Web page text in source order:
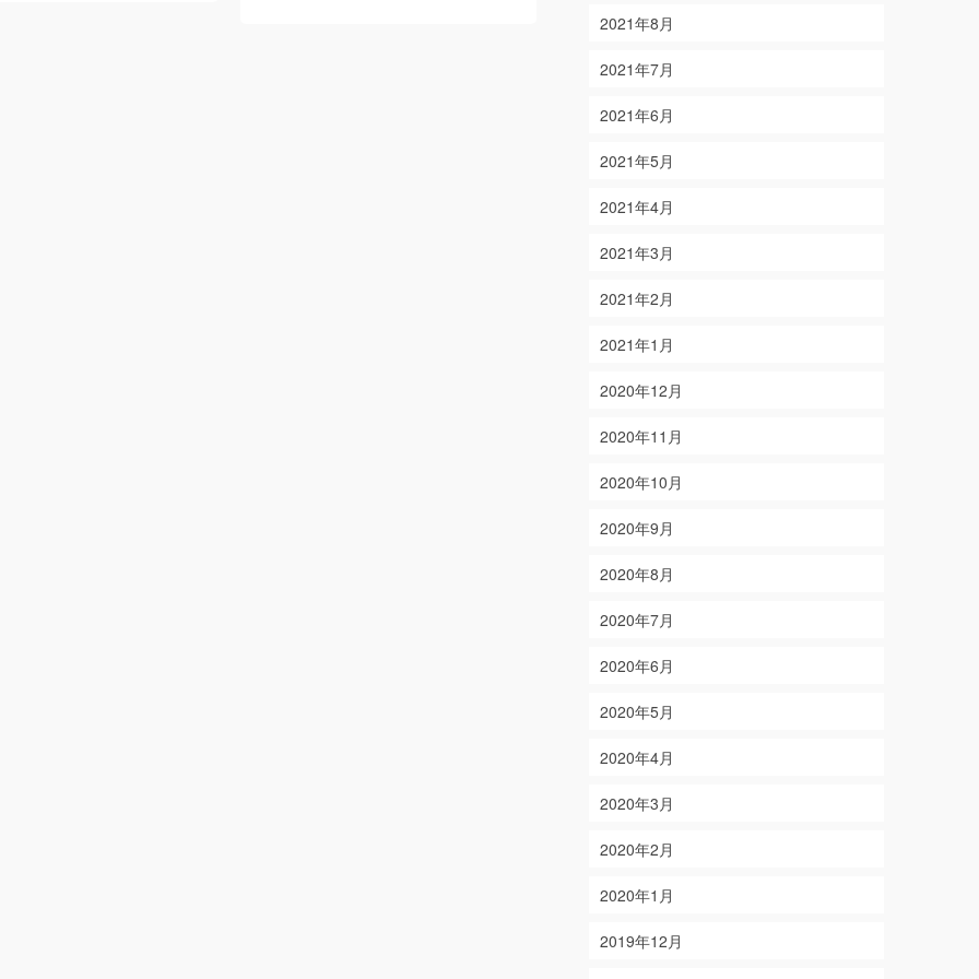
2021年8月
2021年7月
2021年6月
2021年5月
2021年4月
2021年3月
2021年2月
2021年1月
2020年12月
2020年11月
2020年10月
2020年9月
2020年8月
2020年7月
2020年6月
2020年5月
2020年4月
2020年3月
2020年2月
2020年1月
2019年12月